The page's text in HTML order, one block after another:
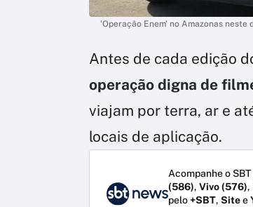
'Operação Enem' no Amazonas neste
Antes de cada edição
operação digna de
viajam por terra, ar e
locais de aplicação.
Acompanhe o
(586), Vivo (576),
pelo+SBT, Sitee